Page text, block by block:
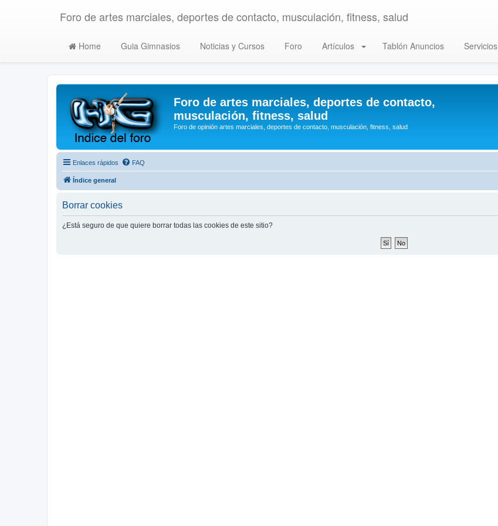
Foro de artes marciales, deportes de contacto, musculación, fitness, salud
Home Guia Gimnasios Noticias y Cursos Foro Artículos Tablón Anuncios Servicios
Foro de artes marciales, deportes de contacto,
musculación, fitness, salud
Foro de opinión artes marciales, deportes de contacto, musculación, fitness, salud
Enlaces rápidos FAQ
Índice general
Borrar cookies
¿Está seguro de que quiere borrar todas las cookies de este sitio?